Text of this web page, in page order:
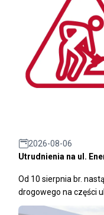
2026-08-06
Utrudnienia na ul.
Od 10 sierpnia br.
drogowego na części